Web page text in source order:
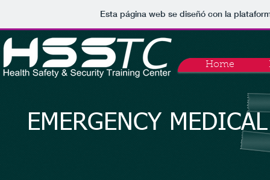
Esta página web se diseñó con la
Home
EMERGENCY